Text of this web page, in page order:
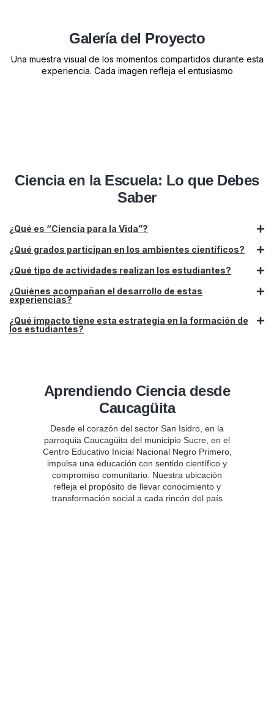
Galería del Proyecto
Una muestra visual de los momentos compartidos durante esta
experiencia. Cada imagen refleja el entusiasmo
Ciencia en la Escuela: Lo que Debes
Saber
¿Qué es “Ciencia para la Vida”?
¿Qué grados participan en los ambientes científicos?
¿Qué tipo de actividades realizan los estudiantes?
¿Quiénes acompañan el desarrollo de estas
experiencias?
¿Qué impacto tiene esta estrategia en la formación de
los estudiantes?
Aprendiendo Ciencia desde
Caucagüita
Desde el corazón del sector San Isidro, en la
parroquia Caucagüita del municipio Sucre, en el
Centro Educativo Inicial Nacional Negro Primero,
impulsa una educación con sentido científico y
compromiso comunitario. Nuestra ubicación
refleja el propósito de llevar conocimiento y
transformación social a cada rincón del país